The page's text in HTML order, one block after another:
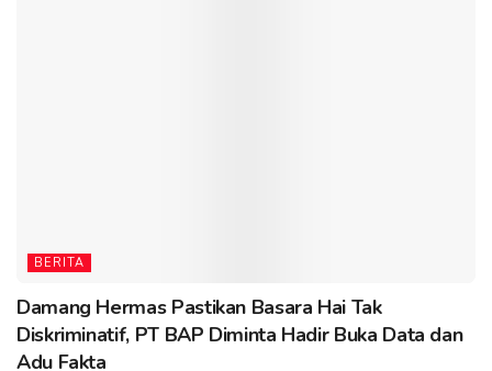
BERITA
Damang Hermas Pastikan Basara Hai Tak
Diskriminatif, PT BAP Diminta Hadir Buka Data dan
Adu Fakta